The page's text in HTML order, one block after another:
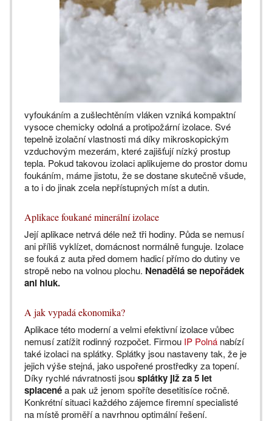
vyfoukáním a zušlechtěním vláken vzniká kompaktní
vysoce chemicky odolná a protipožární izolace. Své
tepelně izolační vlastnosti má díky mikroskopickým
vzduchovým mezerám, které zajišťují nízký prostup
tepla. Pokud takovou izolaci aplikujeme do prostor domu
foukáním, máme jistotu, že se dostane skutečně všude,
a to i do jinak zcela nepřístupných míst a dutin.
Aplikace foukané minerální izolace
Její aplikace netrvá déle než tři hodiny. Půda se nemusí
ani příliš vyklízet, domácnost normálně funguje. Izolace
se fouká z auta před domem hadicí přímo do dutiny ve
stropě nebo na volnou plochu. Nenadělá se nepořádek
ani hluk.
A jak vypadá ekonomika?
Aplikace této moderní a velmi efektivní izolace vůbec
nemusí zatížit rodinný rozpočet. Firmou IP Polná nabízí
také izolaci na splátky. Splátky jsou nastaveny tak, že je
jejich výše stejná, jako uspořené prostředky za topení.
Díky rychlé návratnosti jsousplátky již za 5 let
splacenéa pak už jenom spoříte desetitisíce ročně.
Konkrétní situaci každého zájemce firemní specialisté
na místě proměří a navrhnou optimální řešení.